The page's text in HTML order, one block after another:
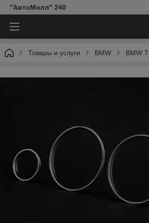
"АвтоМолл" 240
Товары и услуги BMW BMW